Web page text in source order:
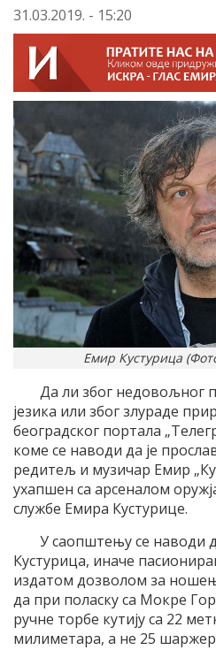
31.03.2019. - 15:20
Емир Кустурица
Да ли због недовољног
језика или због злураде
београдског портала
коме се наводи да је
редитељ и музичар Емир
ухапшен са арсеналом
службе Емира Кустурице.
У саопштењу се наводи
Кустурица, иначе
издатом дозволом за
да при поласку са Мокре
ручне торбе кутију са 22
милиметара, а не 25